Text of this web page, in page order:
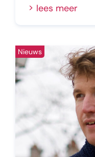
lees meer
Nieuws